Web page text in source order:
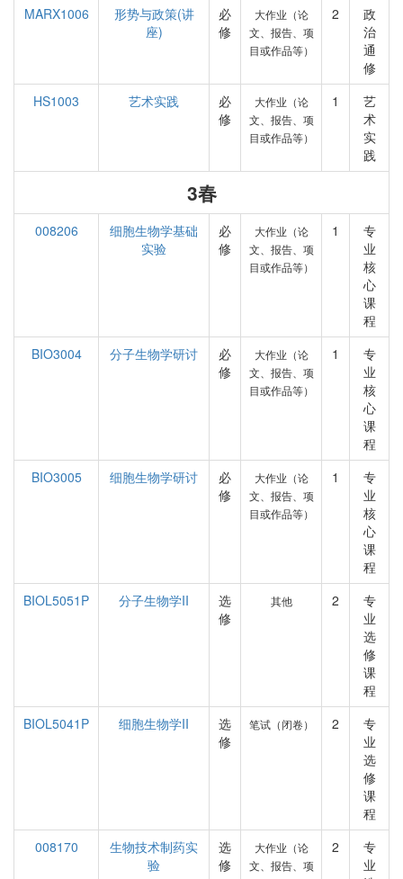
MARX1006
形势与政策(讲
座)
必
修
大作业（论
文、报告、项
目或作品等）
2
政
治
通
修
HS1003
艺术实践
必
修
大作业（论
文、报告、项
目或作品等）
1
艺
术
实
践
3春
008206
细胞生物学基础
实验
必
修
大作业（论
文、报告、项
目或作品等）
1
专
业
核
心
课
程
BIO3004
分子生物学研讨
必
修
大作业（论
文、报告、项
目或作品等）
1
专
业
核
心
课
程
BIO3005
细胞生物学研讨
必
修
大作业（论
文、报告、项
目或作品等）
1
专
业
核
心
课
程
BIOL5051P
分子生物学II
选
修
其他 2
专
业
选
修
课
程
BIOL5041P
细胞生物学II
选
修
笔试（闭卷） 2
专
业
选
修
课
程
008170
生物技术制药实
验
选
修
大作业（论
文、报告、项
2
专
业